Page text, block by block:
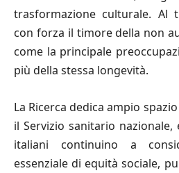
trasformazione culturale. Al
con forza il timore della non
come la principale
più della stessa longevità.
La Ricerca dedica ampio
il Servizio sanitario nazionale,
italiani continuino a
essenziale di equità sociale,